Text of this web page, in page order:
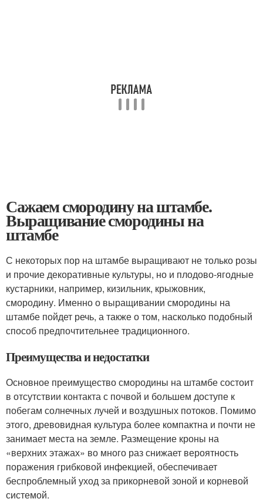
Сажаем смородину на штамбе.
Выращивание смородины на
штамбе
С некоторых пор на штамбе выращивают не только розы
и прочие декоративные культуры, но и плодово-ягодные
кустарники, например, кизильник, крыжовник,
смородину. Именно о выращивании смородины на
штамбе пойдет речь, а также о том, насколько подобный
способ предпочтительнее традиционного.
Преимущества и недостатки
Основное преимущество смородины на штамбе состоит
в отсутствии контакта с почвой и большем доступе к
побегам солнечных лучей и воздушных потоков. Помимо
этого, древовидная культура более компактна и почти не
занимает места на земле. Размещение кроны на
«верхних этажах» во много раз снижает вероятность
поражения грибковой инфекцией, обеспечивает
беспроблемный уход за прикорневой зоной и корневой
системой.